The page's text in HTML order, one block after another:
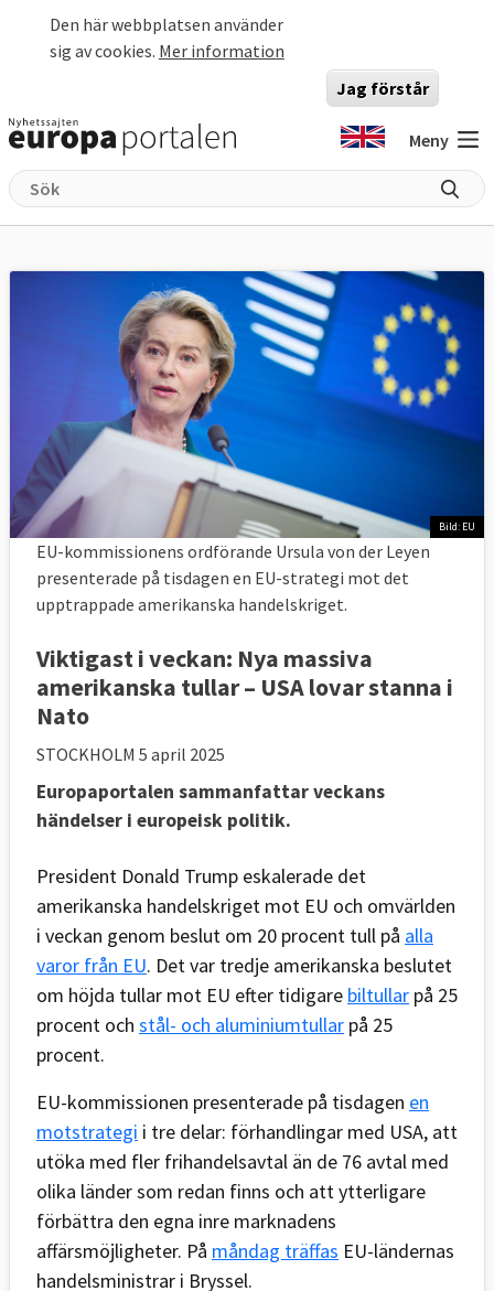
Den här webbplatsen använder
sig av cookies. Mer information
Jag förstår
Meny
Bild: EU
EU-kommissionens ordförande Ursula von der Leyen
presenterade på tisdagen en EU-strategi mot det
upptrappade amerikanska handelskriget.
Viktigast i veckan: Nya massiva
amerikanska tullar – USA lovar stanna i
Nato
STOCKHOLM 5 april 2025
Europaportalen sammanfattar veckans
händelser i europeisk politik.
President Donald Trump eskalerade det
amerikanska handelskriget mot EU och omvärlden
i veckan genom beslut om 20 procent tull på alla
varor från EU. Det var tredje amerikanska beslutet
om höjda tullar mot EU efter tidigare biltullar på 25
procent och stål- och aluminiumtullar på 25
procent.
EU-kommissionen presenterade på tisdagen en
motstrategi i tre delar: förhandlingar med USA, att
utöka med fler frihandelsavtal än de 76 avtal med
olika länder som redan finns och att ytterligare
förbättra den egna inre marknadens
affärsmöjligheter. På måndag träffas EU-ländernas
handelsministrar i Bryssel.